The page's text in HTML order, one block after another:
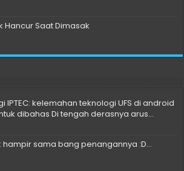
Hancur Saat Dimasak
IPTEC: kelemahan teknologi UFS di android
dibahas Di tengah derasnya arus...
sama bang penangannya :D...